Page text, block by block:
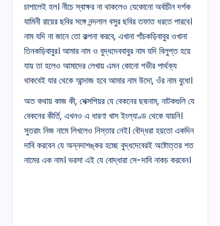
চাপালেই হল। নীচে স্বাক্ষর না থাকলেও যেকোনো অর্বাচীন দর্শক
যামিনী রায়ের ছবির সঙ্গে নন্দলাল বসুর ছবির তফাত ধরতে পারবে।
নাম যদি না জানে তো কল্পনা করবে, এখানা পাঁচকড়িবাবুর ওখানা
তিনকড়িবাবুর। আমার নাম ও বুদ্ধদেববাবুর নাম যদি বিলুপ্ত হয়ে
যায় তা হলেও আমাদের লেখায় এমন কোনো গভীর পার্থক্য
থাকবেই যার থেকে আন্দাজ হবে আমার নাম উদো, ওঁর নাম বুধো।
অত কথায় কাজ কী, শেক্সপিয়র যে বেকনের ছদ্মনাম, নাটকগুলি যে
বেকনের কীর্তি, এখনও এ ধারণা খাস ইংল্যাণ্ড থেকে যায়নি।
সুতরাং নিজ নামে লিখলেও নিস্তার নেই। বৌদ্ধরা হয়তো একদিন
দাবি করবেন যে অন্নদাশঙ্কর হচ্ছে বুদ্ধদেবেরই অষ্টোত্তর শত
নামের এক নাম। ভরসা এই যে বোদ্ধারা সে-দাবি নাকচ করবেন।